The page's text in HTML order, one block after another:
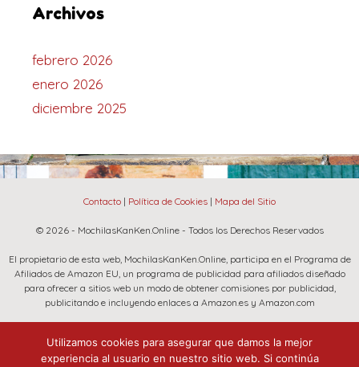
Archivos
febrero 2026
enero 2026
diciembre 2025
Contacto | Política de Cookies | Mapa del Sitio
© 2026 - MochilasKanKen.Online - Todos los Derechos Reservados
El propietario de esta web, MochilasKanKen.Online, participa en el Programa de
Afiliados de Amazon EU, un programa de publicidad para afiliados diseñado
para ofrecer a sitios web un modo de obtener comisiones por publicidad,
publicitando e incluyendo enlaces a Amazon.es y Amazon.com
Amazon.com, Inc. o sus afiliados.
Utilizamos cookies para asegurar que damos la mejor
experiencia al usuario en nuestro sitio web. Si continúa